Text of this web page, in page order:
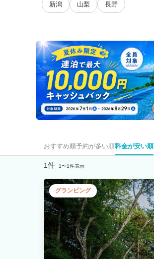
新潟 山梨 長野
おすすめ順予約が多い順料金が安い順
1件 1〜1件表示
グランピング